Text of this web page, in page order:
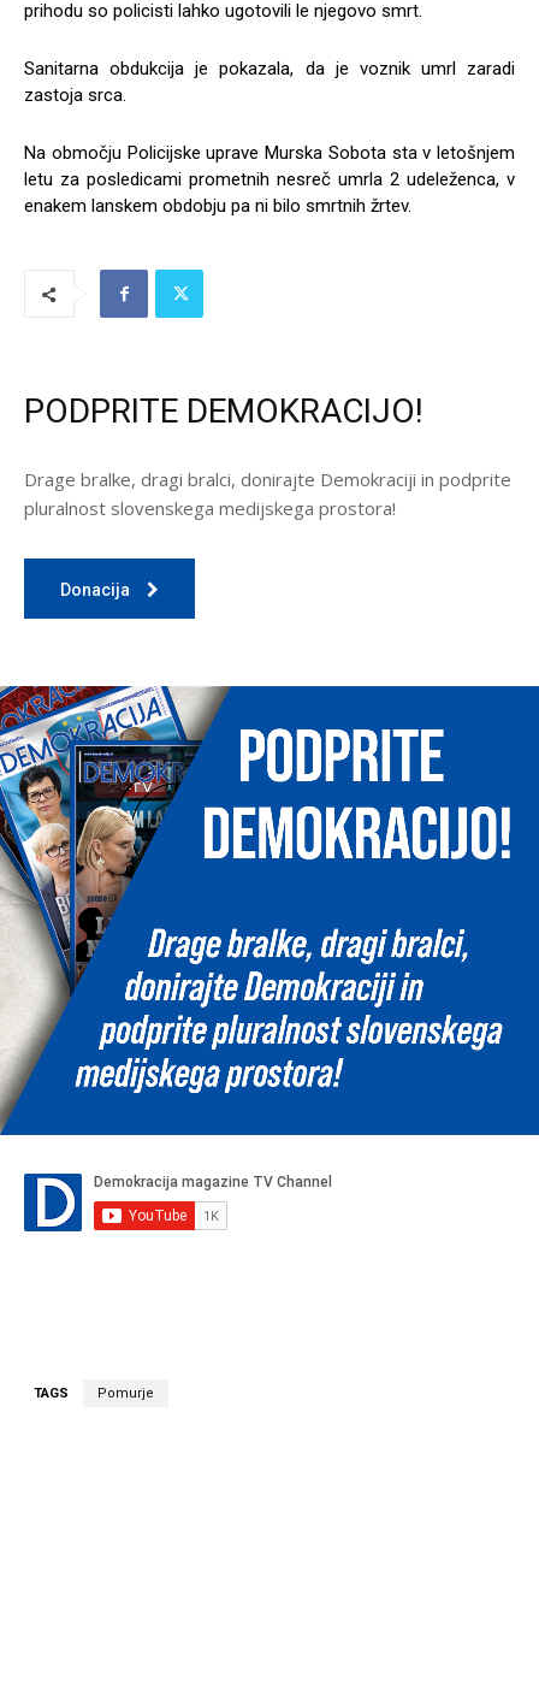
prihodu so policisti lahko ugotovili le njegovo smrt.
Sanitarna obdukcija je pokazala, da je voznik umrl zaradi
zastoja srca.
Na območju Policijske uprave Murska Sobota sta v letošnjem
letu za posledicami prometnih nesreč umrla 2 udeleženca, v
enakem lanskem obdobju pa ni bilo smrtnih žrtev.
PODPRITE DEMOKRACIJO!
Drage bralke, dragi bralci, donirajte Demokraciji in podprite
pluralnost slovenskega medijskega prostora!
Donacija
TAGS Pomurje